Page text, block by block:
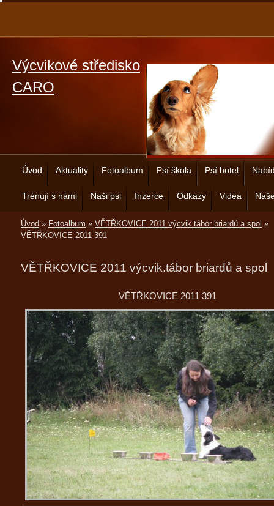
Výcvikové středisko
CARO
Úvod Aktuality Fotoalbum Psí škola Psí hotel
Trénují s námi Naši psi Inzerce Odkazy Videa
Úvod » Fotoalbum » VĚTŘKOVICE 2011 výcvik.tábor briardů a spol »
VĚTŘKOVICE 2011 391
VĚTŘKOVICE 2011 výcvik.tábor briardů a spol
VĚTŘKOVICE 2011 391